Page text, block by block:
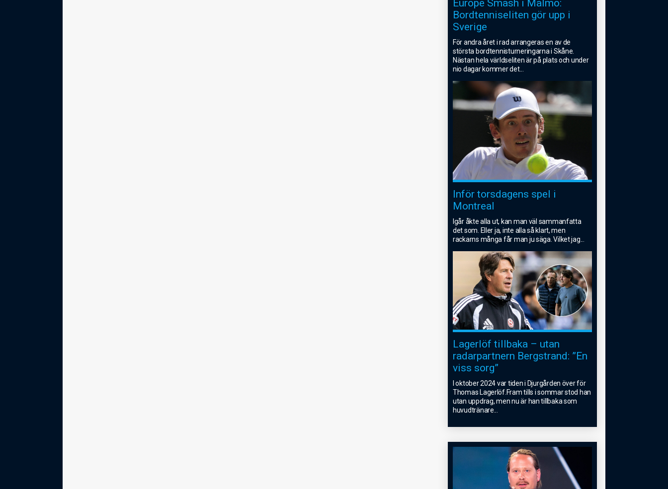
Europe Smash i Malmö:
Bordtenniseliten gör upp i
Sverige
För andra året i rad arrangeras en av de
största bordtennisturneringarna i Skåne.
Nästan hela världseliten är på plats och under
nio dagar kommer det...
Inför torsdagens spel i
Montreal
Igår åkte alla ut, kan man väl sammanfatta
det som. Eller ja, inte alla så klart, men
rackarns många får man ju säga. Vilket jag
Lagerlöf tillbaka – utan
radarpartnern Bergstrand: ”En
viss sorg”
I oktober 2024 var tiden i Djurgården över för
Thomas Lagerlöf.Fram tills i sommar stod han
utan uppdrag, men nu är han tillbaka som
huvudtränare